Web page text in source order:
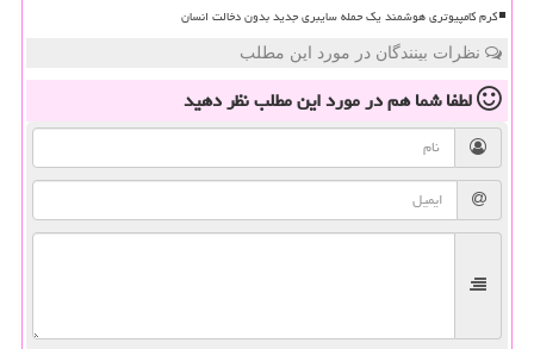
کرم کامپیوتری هوشمند یک حمله سایبری جدید بدون دخالت انسان
نظرات بینندگان در مورد این مطلب
لطفا شما همدر مورد این مطلبنظر دهید